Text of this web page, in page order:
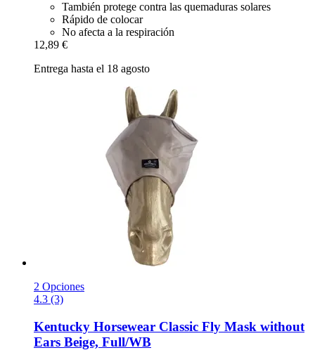
También protege contra las quemaduras solares
Rápido de colocar
No afecta a la respiración
12,89 €
Entrega hasta el 18 agosto
2 Opciones
4.3 (3)
Kentucky Horsewear Classic Fly Mask without
Ears Beige, Full/WB